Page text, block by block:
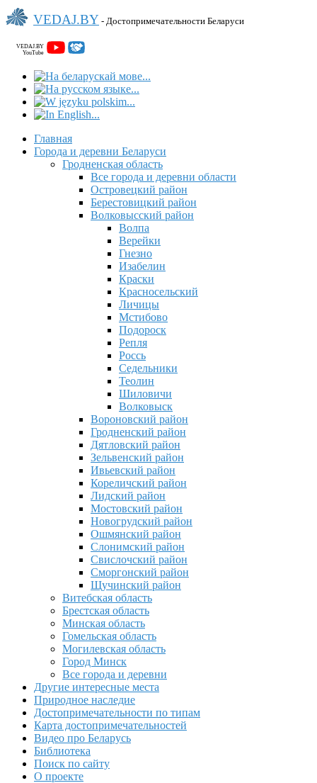
VEDAJ.BY - Достопримечательности Беларуси
VEDAJ.BY
YouTube
Главная
Города и деревни Беларуси
Гродненская область
Все города и деревни области
Островецкий район
Берестовицкий район
Волковысский район
Волпа
Верейки
Гнезно
Изабелин
Краски
Красносельский
Личицы
Мстибово
Подороск
Репля
Россь
Седельники
Теолин
Шиловичи
Волковыск
Вороновский район
Гродненский район
Дятловский район
Зельвенский район
Ивьевский район
Кореличский район
Лидский район
Мостовский район
Новогрудский район
Ошмянский район
Слонимский район
Свислочский район
Сморгонский район
Щучинский район
Витебская область
Брестская область
Минская область
Гомельская область
Могилевская область
Город Минск
Все города и деревни
Другие интересные места
Природное наследие
Достопримечательности по типам
Карта достопримечательностей
Видео про Беларусь
Библиотека
Поиск по сайту
О проекте